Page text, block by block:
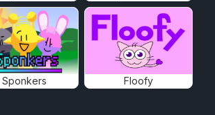
Sponkers Floofy